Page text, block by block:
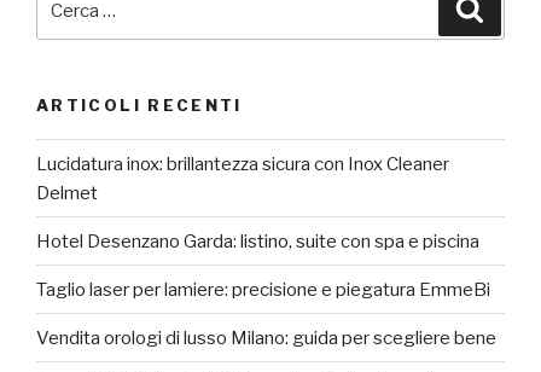
ARTICOLI RECENTI
Lucidatura inox: brillantezza sicura con Inox Cleaner
Delmet
Hotel Desenzano Garda: listino, suite con spa e piscina
Taglio laser per lamiere: precisione e piegatura EmmeBi
Vendita orologi di lusso Milano: guida per scegliere bene